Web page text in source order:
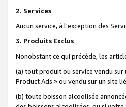
2. Services
Aucun service, à l'exception des
3. Produits Exclus
Nonobstant ce qui précède, les
(a) tout produit ou service vendu
Product Ads » ou vendu sur un site
(b) toute boisson alcoolisée